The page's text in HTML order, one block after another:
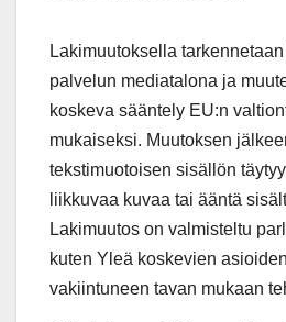
Lakimuutoksella
palvelun mediatalona ja
koskeva sääntely EU:n
mukaiseksi. Muutoksen
tekstimuotoisen sisällön
liikkuvaa kuvaa tai ääntä
Lakimuutos on valmisteltu
kuten Yleä koskevien
vakiintuneen tavan mukaan